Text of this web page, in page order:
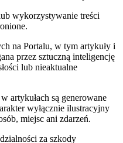
wykorzystywanie treści
na Portalu, w tym artykuły i
przez sztuczną inteligencję
lub nieaktualne
artykułach są generowane
wyłącznie ilustracyjny
miejsc ani zdarzeń.
za szkody